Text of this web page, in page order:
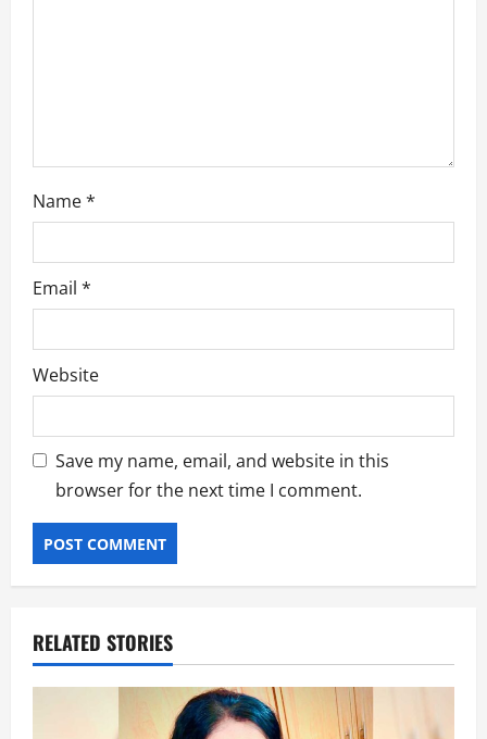
Name*
Email *
Website
Save my name, email, and website in this
browser for the next time I comment.
RELATED STORIES